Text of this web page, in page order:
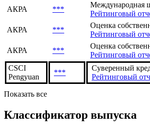
АКРА
***
Международная
Рейтинговый
АКРА
***
Оценка
Рейтинговый
АКРА
***
Оценка
Рейтинговый
CSCI
Pengyuan
***
Суверенный
Рейтинговый
Показать все
Классификатор выпуска